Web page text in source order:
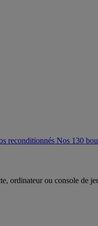
reconditionnés Nos 130
ordinateur ou console de